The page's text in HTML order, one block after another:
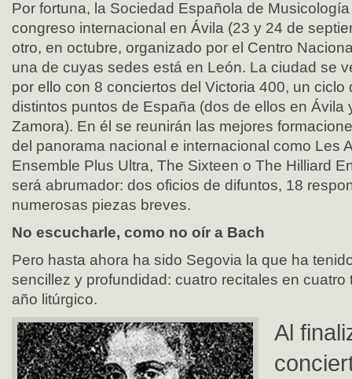
Por fortuna, la Sociedad Española de
congreso internacional en Ávila (23 y 24 de
otro, en octubre, organizado por el Centro
una de cuyas sedes está en León. La ciudad se
por ello con 8 conciertos del Victoria 400, un ciclo
distintos puntos de España (dos de ellos en Ávila
Zamora). En él se reunirán las mejores
del panorama nacional e internacional como Les
Ensemble Plus Ultra, The Sixteen o The Hilliard
será abrumador: dos oficios de difuntos, 18
numerosas piezas breves.
No escucharle, como no oír a Bach
Pero hasta ahora ha sido Segovia la que ha
sencillez y profundidad: cuatro recitales en cuatro
año litúrgico.
Al